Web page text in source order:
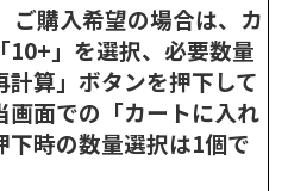
購入希望の場合は、カ
10+」を選択、必要数量
計算」ボタンを押下して
画面での「カートに入れ
下時の数量選択は1個で